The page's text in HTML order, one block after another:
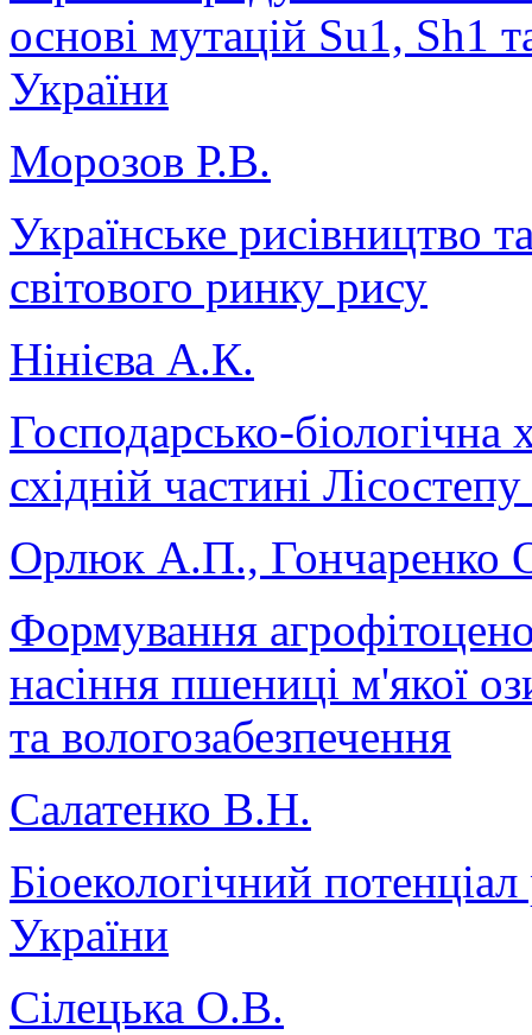
основі мутацій Su1, Sh1
України
Морозов Р.В.
Українське рисівництво
світового ринку рису
Нінієва А.К.
Господарсько-біологічна
східній частині
Орлюк А.П., Гончаренко
Формування
насіння пшениці м'якої
та вологозабезпечення
Салатенко В.Н.
Біоекологічний
України
Сілецька О.В.